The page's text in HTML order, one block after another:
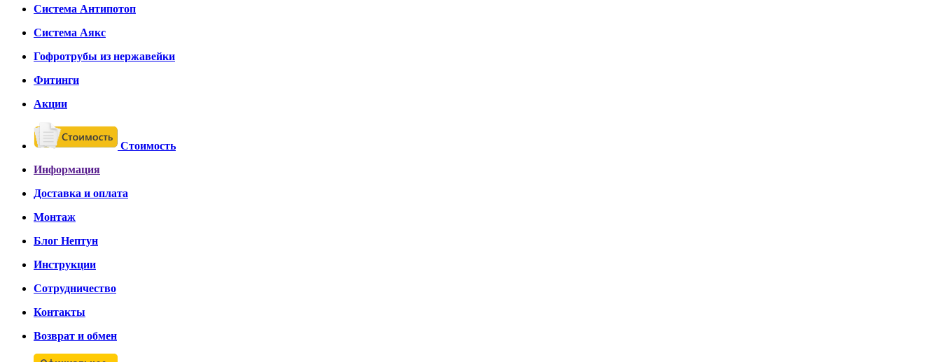
Система Антипотоп
Система Аякс
Гофротрубы из нержавейки
Фитинги
Акции
Стоимость
Информация
Доставка и оплата
Монтаж
Блог Нептун
Инструкции
Сотрудничество
Контакты
Возврат и обмен